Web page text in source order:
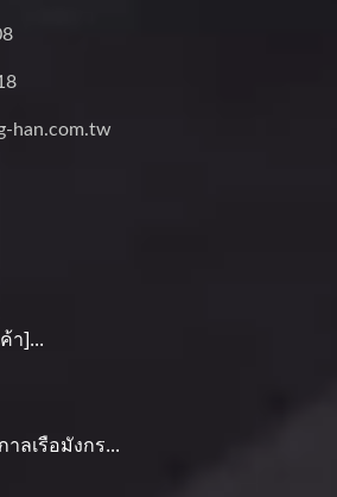
han.com.tw
า]...
ลเรือมังกร...